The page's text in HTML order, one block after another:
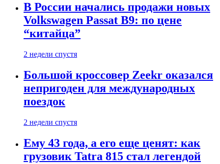
В России начались продажи новых
Volkswagen Passat B9: по цене
“китайца”
2 недели спустя
Большой кроссовер Zeekr оказался
непригоден для международных
поездок
2 недели спустя
Ему 43 года, а его еще ценят: как
грузовик Tatra 815 стал легендой